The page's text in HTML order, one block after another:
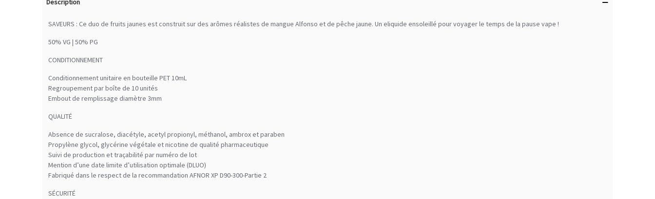
Description
SAVEURS : Ce duo de fruits jaunes est construit sur des arômes réalistes de mangue Alfonso et de pêche jaune. Un eliquide ensoleillé pour voyager le temps de la pause vape !
50% VG | 50% PG
CONDITIONNEMENT
Conditionnement unitaire en bouteille PET 10mL
Regroupement par boîte de 10 unités
Embout de remplissage diamètre 3mm
QUALITÉ
Absence de sucralose, diacétyle, acetyl propionyl, méthanol, ambrox et paraben
Propylène glycol, glycérine végétale et nicotine de qualité pharmaceutique
Suivi de production et traçabilité par numéro de lot
Mention d’une date limite d’utilisation optimale (DLUO)
Fabriqué dans le respect de la recommandation AFNOR XP D90-300-Partie 2
SÉCURITÉ